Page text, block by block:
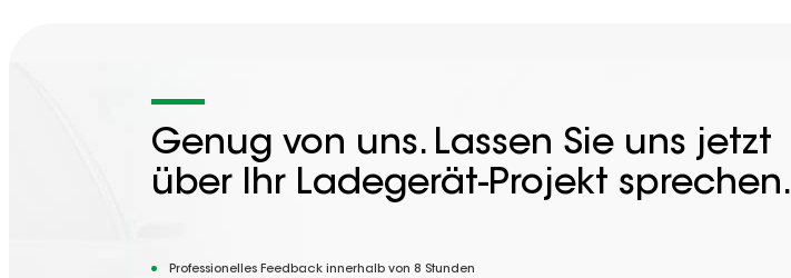
Genug von uns. Lassen Sie uns jetzt
über Ihr Ladegerät-Projekt sprechen.
Professionelles Feedback innerhalb von 8 Stunden